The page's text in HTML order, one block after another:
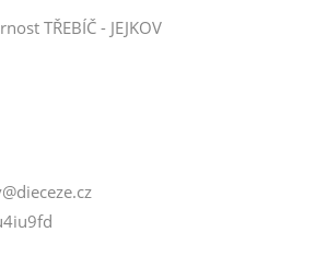
TŘEBÍČ - JEJKOV